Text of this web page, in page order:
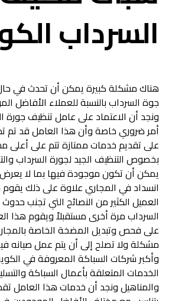
السرداب
هناك مشكلة كبيرة يمكن أن تحدث في
جوة السرداب بالنسبة للعملاء الأفاضل
ونجد أن الاعتماد على عامل تنظيف جورة
أمر ضروري خاصة وأن هذا العامل قد تم
على تقديم خدمات ممتازة تتم على
بخصوص التنظيف الجيد لجورة السرداب
يمكن أن تكون موجودة فيها بما لا
انسداد في المجاري علاوة على ذلك يقوم
العميل الكثير من النصائح التي تجنب
السرداب مرة أخرى مستقبلاً ويقوم هذا
على فحص وتبديل المضخة الخاصة
مشكلة ولا تصلح إلى أن يتم عمل صيانه
وأكبر شركات السباكة المعروفة في
الخدمات المتعلقة بأعمال السباكة
والمناهيل ونجد أن خدمات هذا العامل